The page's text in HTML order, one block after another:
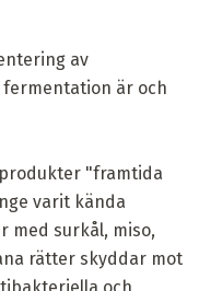
av
är och
"framtida
varit kända
med surkål, miso,
rätter skyddar mot